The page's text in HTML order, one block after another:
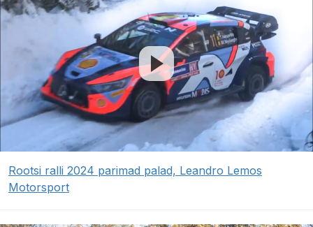
Rootsi ralli 2024 parimad palad, Leandro Lemos
Motorsport